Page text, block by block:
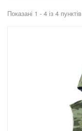
Показані 1 - 4 із 4 пунктів